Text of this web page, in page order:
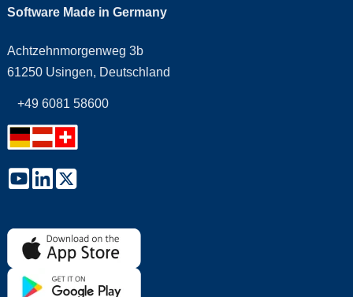
Software Made in Germany
Achtzehnmorgenweg 3b
61250 Usingen, Deutschland
+49 6081 58600